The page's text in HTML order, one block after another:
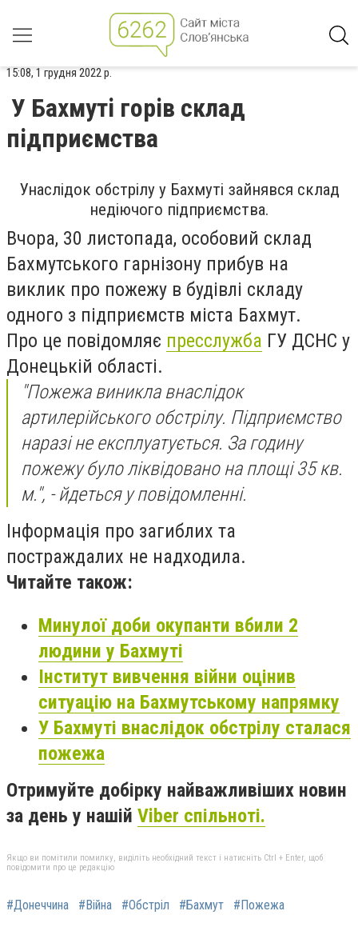
15:08, 1 грудня 2022 р.
У Бахмуті горів склад
підприємства
Унаслідок обстрілу у Бахмуті зайнявся склад
недіючого підприємства.
Вчора, 30 листопада, особовий склад
Бахмутського гарнізону прибув на
виклик про пожежу в будівлі складу
одного з підприємств міста Бахмут.
Про це повідомляє пресслужба ГУ ДСНС у
Донецькій області.
"Пожежа виникла внаслідок
артилерійського обстрілу. Підприємство
наразі не експлуатується. За годину
пожежу було ліквідовано на площі 35 кв.
м.", - йдеться у повідомленні.
Інформація про загиблих та
постраждалих не надходила.
Читайте також:
Минулої доби окупанти вбили 2
людини у Бахмуті
Інститут вивчення війни оцінив
ситуацію на Бахмутському напрямку
У Бахмуті внаслідок обстрілу сталася
пожежа
Отримуйте добірку найважливіших новин
за день у нашій Viber спільноті.
Якщо ви помітили помилку, виділіть необхідний текст і натисніть Ctrl + Enter, щоб
повідомити про це редакцію
#Донеччина #Війна #Обстріл #Бахмут #Пожежа